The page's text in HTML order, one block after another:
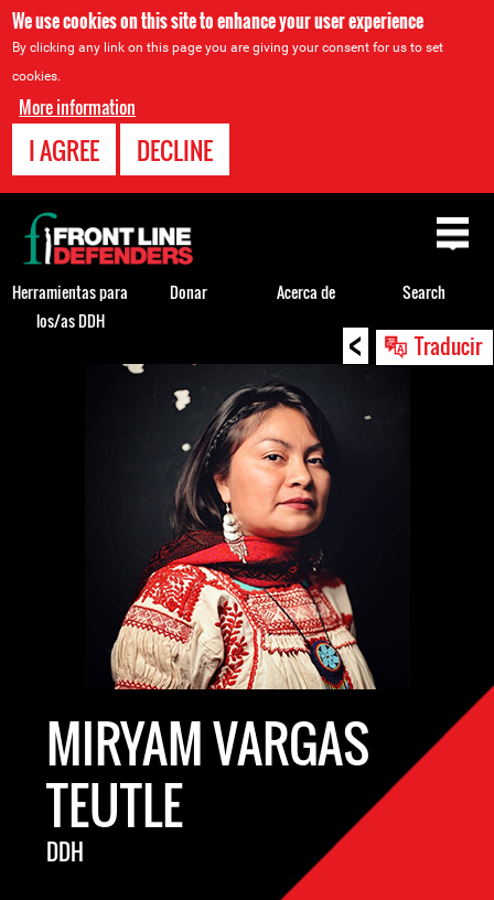
We use cookies on this site to enhance your user experience
By clicking any link on this page you are giving your consent for us to set
cookies.
More information
I AGREE DECLINE
< Traducir
Back
MIRYAM VARGAS
TEUTLE
DDH
Back
to
top
Herramientas para
los/as DDH
Donar Acerca de Search